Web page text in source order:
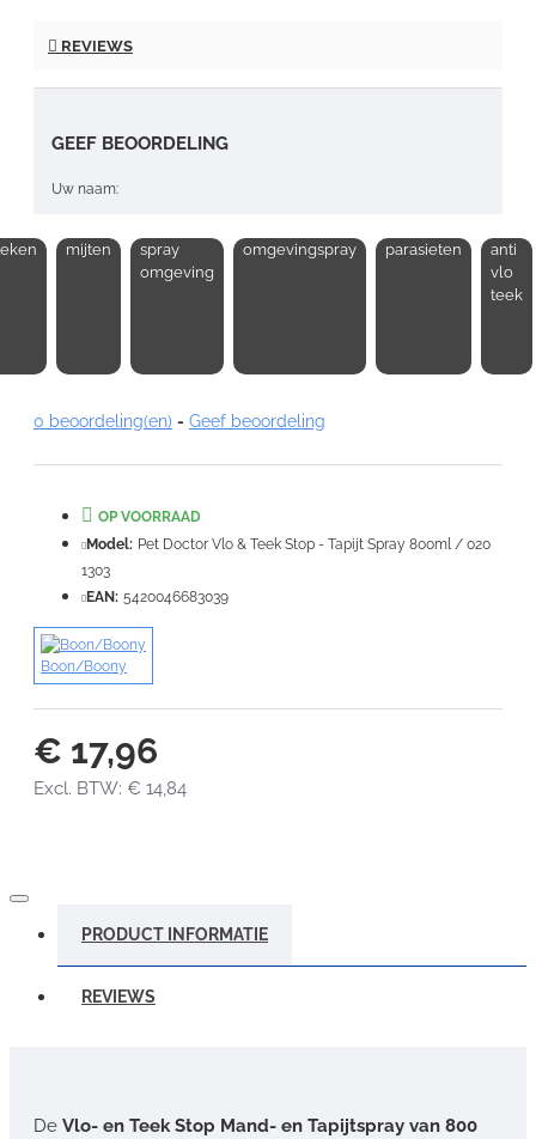
REVIEWS
GEEF BEOORDELING
Uw naam:
Opmerking:
Note:HTML-code wordt niet vertaald!
VERDER
mijten
spray
omgeving
omgevingspray parasieten
anti
vlo
teek
0 beoordeling(en) - Geef beoordeling
€ 17,96
Excl. BTW: € 14,84
OP VOORRAAD
Model: Pet Doctor Vlo & Teek Stop - Tapijt Spray 800ml / 020
1303
EAN: 5420046683039
Boon/Boony
PRODUCT INFORMATIE
REVIEWS
De Vlo- en Teek Stop Mand- en Tapijtspray van 800